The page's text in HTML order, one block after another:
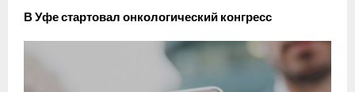
В Уфе стартовал онкологический конгресс